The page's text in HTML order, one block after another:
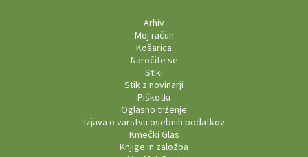
Arhiv
Moj račun
Košarica
Naročite se
Stiki
Stik z novinarji
Piškotki
Oglasno trženje
Izjava o varstvu osebnih podatkov
Kmečki Glas
Knjige in založba